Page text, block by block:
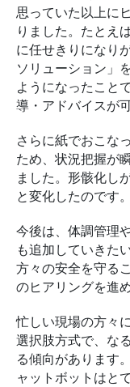
思っていた以上に
りました。たとえ
に任せきりになり
ソリューション」
ようになったこと
導・アドバイスが
さらに紙でおこな
ため、状況把握が
ました。形骸化し
と変化したのです。
今後は、体調管理
も追加していきた
方々の安全を守る
のヒアリングを進
忙しい現場の方々
選択肢方式で、な
る傾向があります
ャットボットはと